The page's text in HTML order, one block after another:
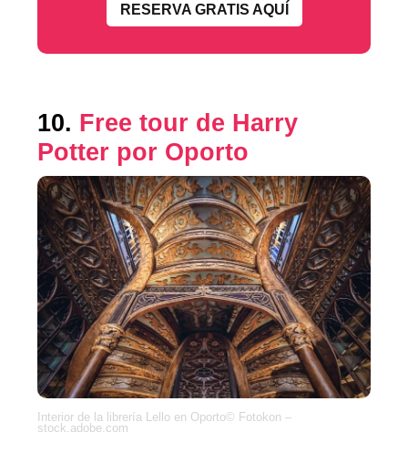
RESERVA GRATIS AQUÍ
10. Free tour de Harry
Potter por Oporto
Interior de la librería Lello en Oporto© Fotokon –
stock.adobe.com